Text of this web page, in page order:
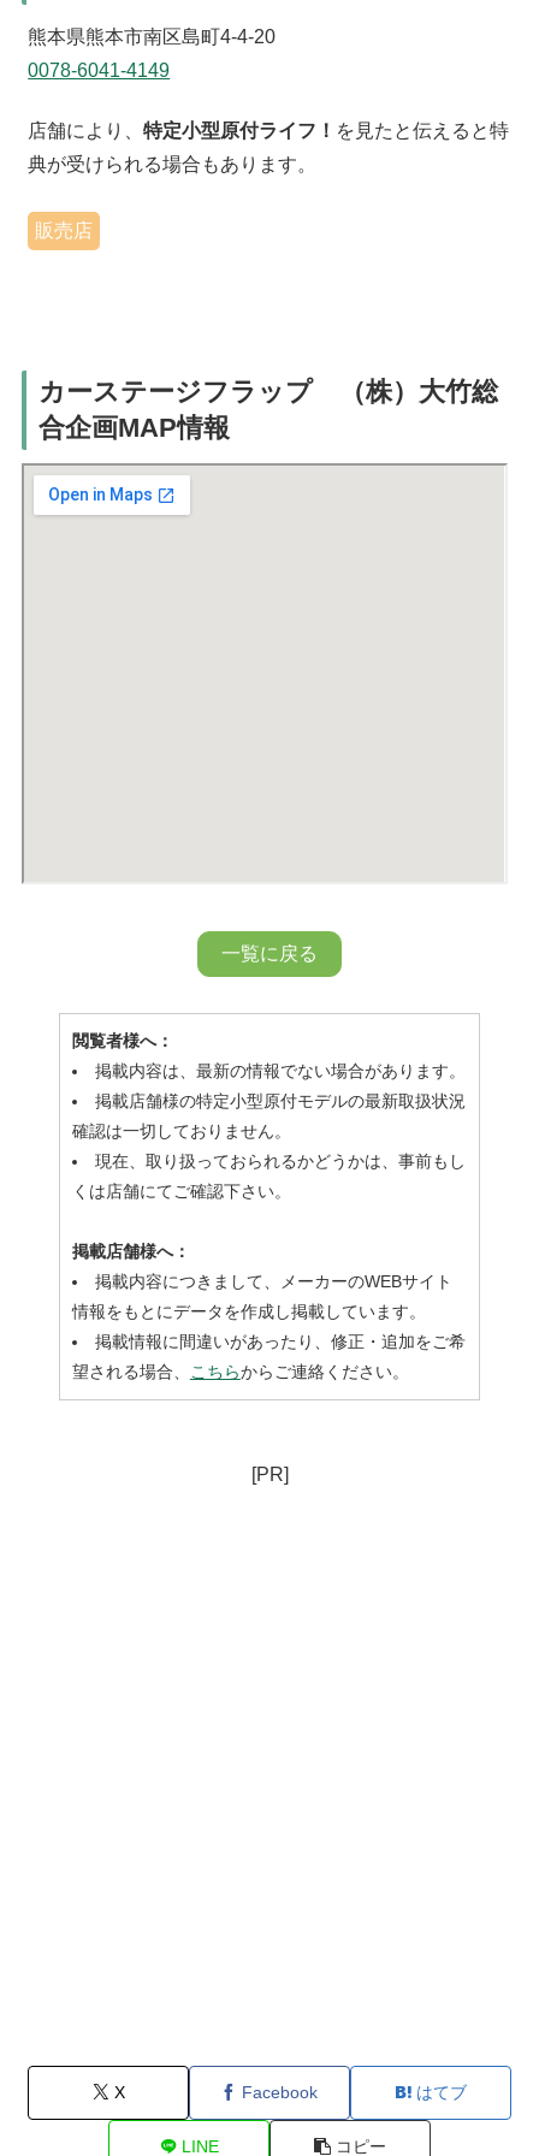
熊本県熊本市南区島町4-4-20
0078-6041-4149
店舗により、特定小型原付ライフ！ を見たと伝えると特
典が受けられる場合もあります。
販売店
カーステージフラップ （株）大竹総
合企画MAP情報
一覧に戻る
閲覧者様へ：
掲載内容は、最新の情報でない場合があります。
掲載店舗様の特定小型原付モデルの最新取扱状況
確認は一切しておりません。
現在、取り扱っておられるかどうかは、事前もし
くは店舗にてご確認下さい。
掲載店舗様へ：
掲載内容につきまして、メーカーのWEBサイト
情報をもとにデータを作成し掲載しています。
掲載情報に間違いがあったり、修正・追加をご希
望される場合、
こちらからご連絡ください。
[PR]
X Facebook はてブ
LINE コピー